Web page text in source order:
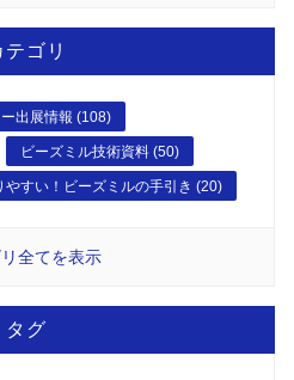
テゴリ
出展情報 (108)
ビーズミル技術資料 (50)
やすい！ビーズミルの手引き (20)
全てを表示
タグ